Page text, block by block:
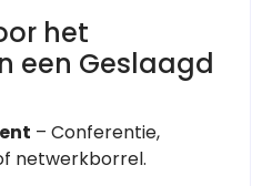
het
een Geslaagd
– Conferentie,
netwerkborrel.